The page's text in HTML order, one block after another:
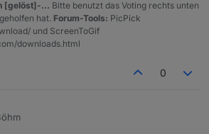
[gelöst]-... Bitte benutzt das Voting rechts unten
hat. Forum-Tools: PicPick
und ScreenToGif
downloads.html
0